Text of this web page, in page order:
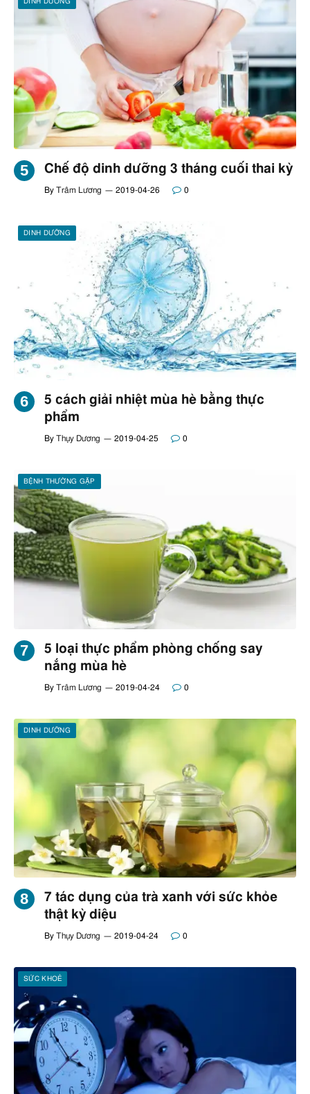
DINH DƯỠNG
Chế độ dinh dưỡng 3 tháng cuối thai kỳ
By Trâm Lương 2019-04-26 0
DINH DƯỠNG
5 cách giải nhiệt mùa hè bằng thực
phẩm
By Thụy Dương 2019-04-25 0
BỆNH THƯỜNG GẶP
5 loại thực phẩm phòng chống say
nắng mùa hè
By Trâm Lương 2019-04-24 0
DINH DƯỠNG
7 tác dụng của trà xanh với sức khỏe
thật kỳ diệu
By Thụy Dương 2019-04-24 0
SỨC KHOẺ